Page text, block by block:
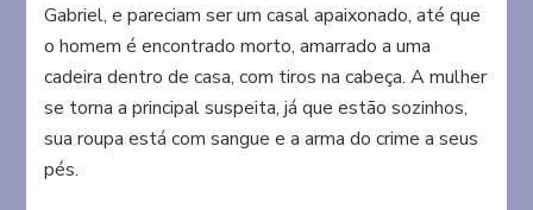
Gabriel, e pareciam ser um casal apaixonado, até que
o homem é encontrado morto, amarrado a uma
cadeira dentro de casa, com tiros na cabeça. A mulher
se torna a principal suspeita, já que estão sozinhos,
sua roupa está com sangue e a arma do crime a seus
pés.